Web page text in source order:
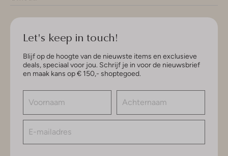
Let's keep in touch!
Blijf op de hoogte van de nieuwste items en exclusieve
deals, speciaal voor jou. Schrijf je in voor de nieuwsbrief
en maak kans op € 150,- shoptegoed.